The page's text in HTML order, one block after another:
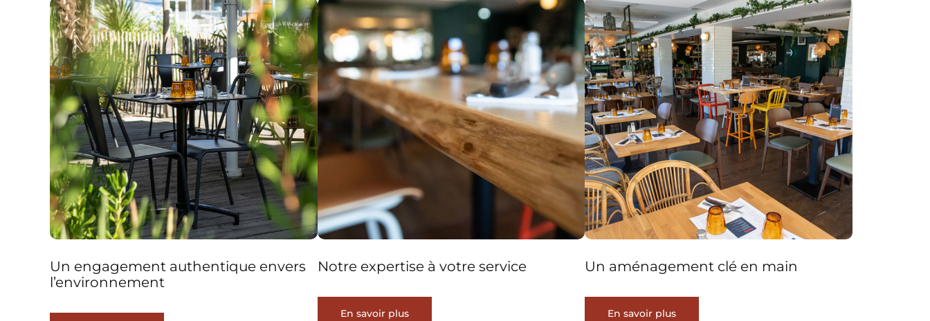
Un engagement authentique envers
l’environnement
Notre expertise à votre service
En savoir plus
Un aménagement clé en main
En savoir plus